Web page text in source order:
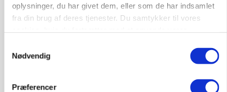
oplysninger, du har givet dem, eller som de har indsamlet
fra din brug af deres tjenester. Du samtykker til vores
Nødvendig
Præferencer
MASKINER
Forserie til selvkørende skårlægger afprøves i år